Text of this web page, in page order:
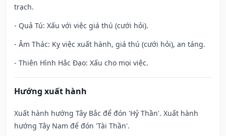
trạch.
- Quả Tú: Xấu với việc giá thú (cưới hỏi).
- Âm Thác: Kỵ việc xuất hành, giá thú (cưới hỏi), an táng.
- Thiên Hình Hắc Đạo: Xấu cho mọi việc.
Hướng xuất hành
Xuất hành hướng Tây Bắc để đón 'Hỷ Thần'. Xuất hành
hướng Tây Nam để đón 'Tài Thần'.